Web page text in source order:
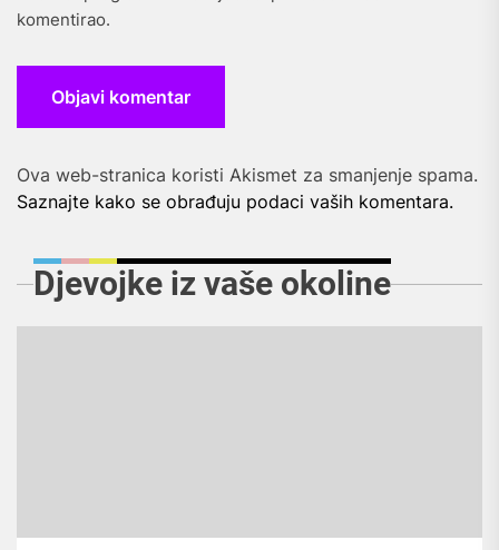
komentirao.
Ova web-stranica koristi Akismet za smanjenje spama.
Saznajte kako se obrađuju podaci vaših komentara.
Djevojke iz vaše okoline